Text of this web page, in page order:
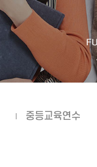
중등교육연수